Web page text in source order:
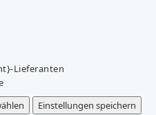
Lieferanten
Einstellungen speichern